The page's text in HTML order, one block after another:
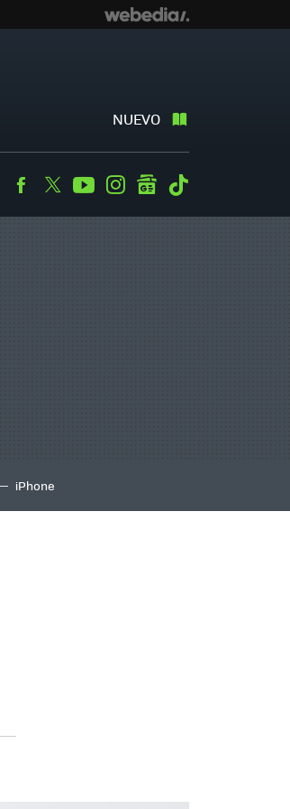
NUEVO
Facebook
TwitterYoutubeInstagramgooglenews
iPhone